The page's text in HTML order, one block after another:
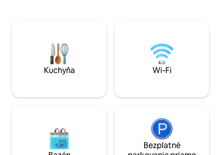
kútom a WC.
tom, ako sa sem
rezervácii.
Kuchyňa Wi-Fi
Bezplatné